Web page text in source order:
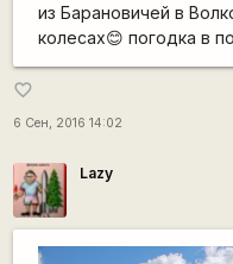
из Барановичей в
колесах😊 погодка в
favorite_border
6 Сен, 2016 14:02
Lazy